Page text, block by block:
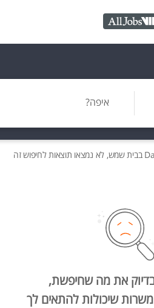
AllJobs
איפה?
את מה שחיפשת,
משרות שיכולות להתאים לך